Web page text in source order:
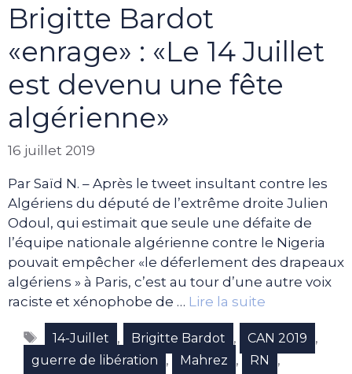
Brigitte Bardot
«enrage» : «Le 14 Juillet
est devenu une fête
algérienne»
16 juillet 2019
Par Saïd N. – Après le tweet insultant contre les
Algériens du député de l’extrême droite Julien
Odoul, qui estimait que seule une défaite de
l’équipe nationale algérienne contre le Nigeria
pouvait empêcher «le déferlement des drapeaux
algériens » à Paris, c’est au tour d’une autre voix
raciste et xénophobe de … Lire la suite
Étiquettes
14-Juillet , Brigitte Bardot , CAN 2019 ,
guerre de libération , Mahrez , RN ,